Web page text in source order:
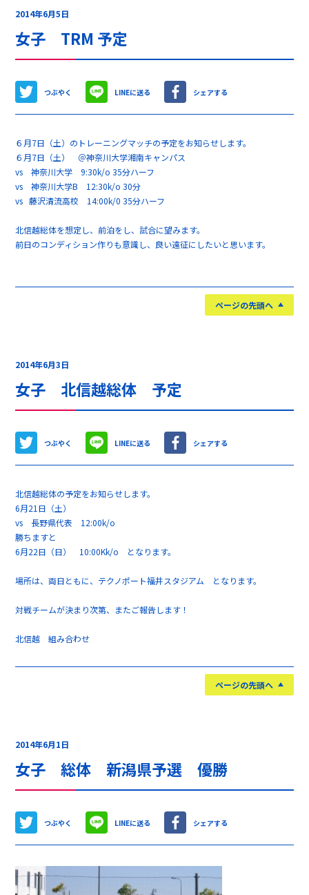
2014年6月5日
女子 TRM 予定
つぶやく LINEに送る シェアする
６月7日（土）のトレーニングマッチの予定をお知らせします。
６月7日（土） ＠神奈川大学湘南キャンパス
vs 神奈川大学 9:30k/o 35分ハーフ
vs 神奈川大学B 12:30k/o 30分
vs 藤沢清流高校 14:00k/0 35分ハーフ
北信越総体を想定し、前泊をし、試合に望みます。
前日のコンディション作りも意識し、良い遠征にしたいと思います。
ページの先頭へ
2014年6月3日
女子 北信越総体 予定
つぶやく LINEに送る シェアする
北信越総体の予定をお知らせします。
6月21日（土）
vs 長野県代表 12:00k/o
勝ちますと
6月22日（日） 10:00Kk/o となります。
場所は、両日ともに、テクノポート福井スタジアム となります。
対戦チームが決まり次第、またご報告します！
北信越 組み合わせ
ページの先頭へ
2014年6月1日
女子 総体 新潟県予選 優勝
つぶやく LINEに送る シェアする